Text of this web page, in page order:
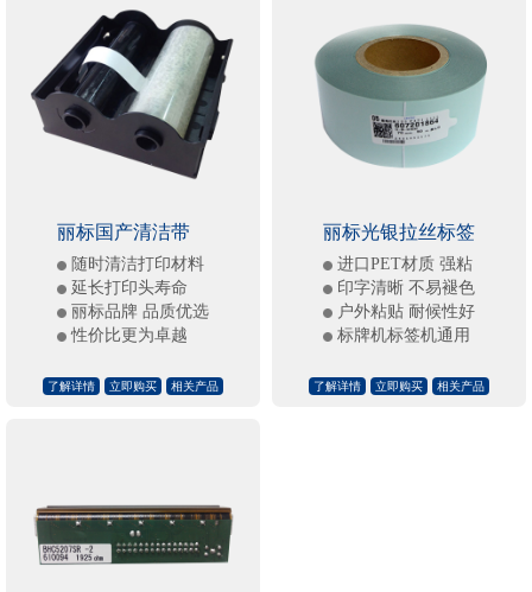
丽标国产清洁带
随时清洁打印材料
延长打印头寿命
丽标品牌 品质优选
性价比更为卓越
了解详情 立即购买 相关产品
丽标光银拉丝标签
进口PET材质 强粘
印字清晰 不易褪色
户外粘贴 耐候性好
标牌机标签机通用
了解详情 立即购买 相关产品